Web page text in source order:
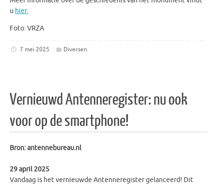
u hier.
Foto: VRZA
7 mei 2025 Diversen
Vernieuwd Antenneregister: nu ook
voor op de smartphone!
Bron: antennebureau.nl
29 april 2025
Vandaag is het vernieuwde Antenneregister gelanceerd! Dit